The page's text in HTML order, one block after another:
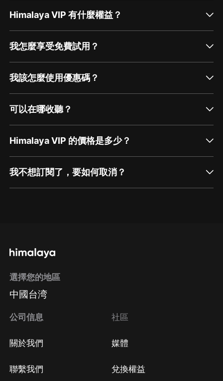
Himalaya VIP 有什麼權益？
我怎麼享受免費試用？
我該怎麼使用優惠碼？
可以在哪收聽？
Himalaya VIP 的價格是多少？
我不想訂閱了，要如何取消？
方法 Google Play取消訂閱方法
選擇您的地區
中國台湾
公司信息
關於我們
聯繫我們
社區
媒體
兌換權益